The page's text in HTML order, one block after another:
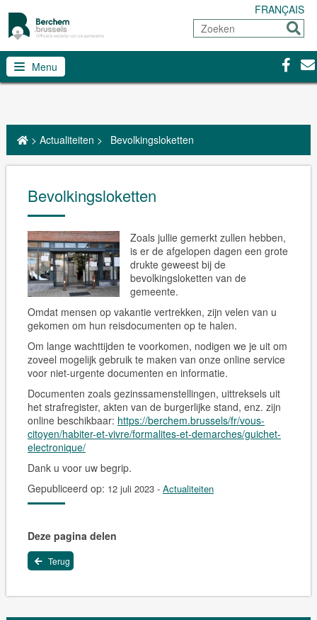
FRANÇAIS
Zoeken
Sturen
Menu
> Actualiteiten > Bevolkingsloketten
Bevolkingsloketten
Zoals jullie gemerkt zullen hebben,
is er de afgelopen dagen een grote
drukte geweest bij de
bevolkingsloketten van de
gemeente.
Omdat mensen op vakantie vertrekken, zijn velen van u
gekomen om hun reisdocumenten op te halen.
Om lange wachttijden te voorkomen, nodigen we je uit om
zoveel mogelijk gebruik te maken van onze online service
voor niet-urgente documenten en informatie.
Documenten zoals gezinssamenstellingen, uittreksels uit
het strafregister, akten van de burgerlijke stand, enz. zijn
online beschikbaar: https://berchem.brussels/fr/vous-
citoyen/habiter-et-vivre/formalites-et-demarches/guichet-
electronique/
Dank u voor uw begrip.
Gepubliceerd op: 12 juli 2023 - Actualiteiten
Deze pagina delen
Terug